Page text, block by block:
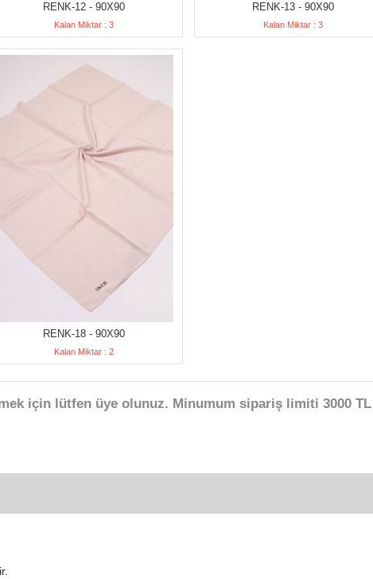
RENK-12 - 90X90
Kalan Miktar : 3
RENK-13 - 90X90
Kalan Miktar : 3
RENK-18 - 90X90
Kalan Miktar : 2
için lütfen üye olunuz. Minumum sipariş limiti 3000